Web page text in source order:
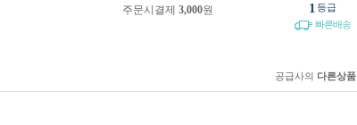
주문시결제 3,000원 1 등급
빠른배송
공급사의 다른상품